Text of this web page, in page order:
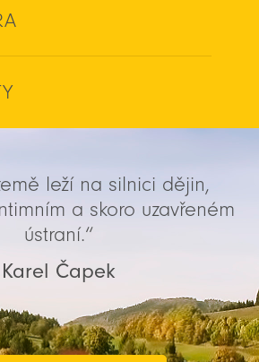
leží na silnici dějin,
a skoro uzavřeném
ústraní.“
Karel Čapek